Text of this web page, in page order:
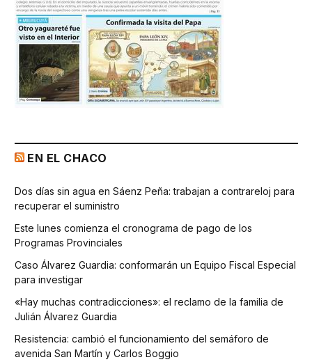
EN EL CHACO
Dos días sin agua en Sáenz Peña: trabajan a contrareloj para
recuperar el suministro
Este lunes comienza el cronograma de pago de los
Programas Provinciales
Caso Álvarez Guardia: conformarán un Equipo Fiscal Especial
para investigar
«Hay muchas contradicciones»: el reclamo de la familia de
Julián Álvarez Guardia
Resistencia: cambió el funcionamiento del semáforo de
avenida San Martín y Carlos Boggio